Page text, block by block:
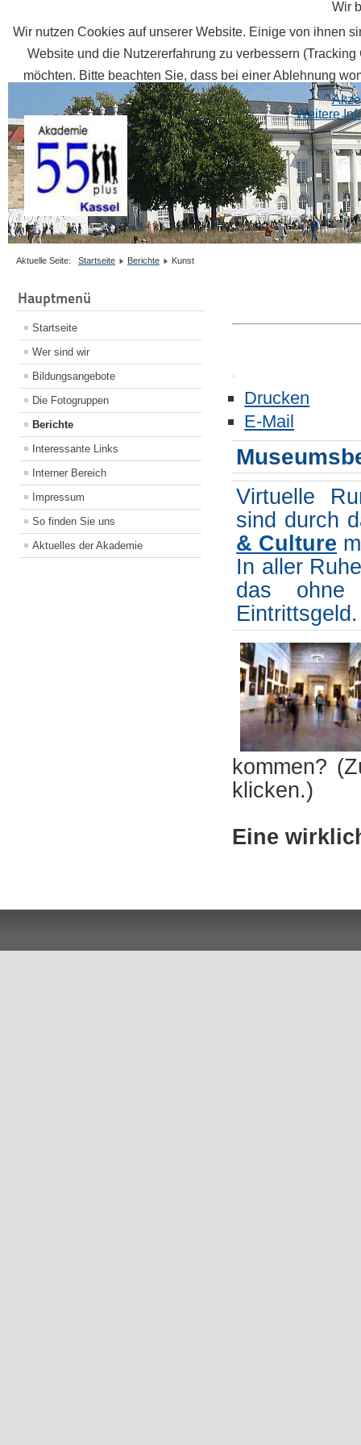
Aktuelle Seite: Startseite Berichte Kunst
Hauptmenü
Startseite
Wer sind wir
Bildungsangebote
Die Fotogruppen
Berichte
Interessante Links
Interner Bereich
Impressum
So finden Sie uns
Aktuelles der Akademie
Drucken
E-Mail
Virtuelle
sind durch
& Culture
In aller
das ohne
Eintrittsgeld.
kommen?
klicken.)
Eine
Wir
Wir nutzen Cookies auf unserer Website. Einige von ihnen
Website und die Nutzererfahrung zu verbessern
möchten. Bitte beachten Sie, dass bei einer Ablehnung
Weitere